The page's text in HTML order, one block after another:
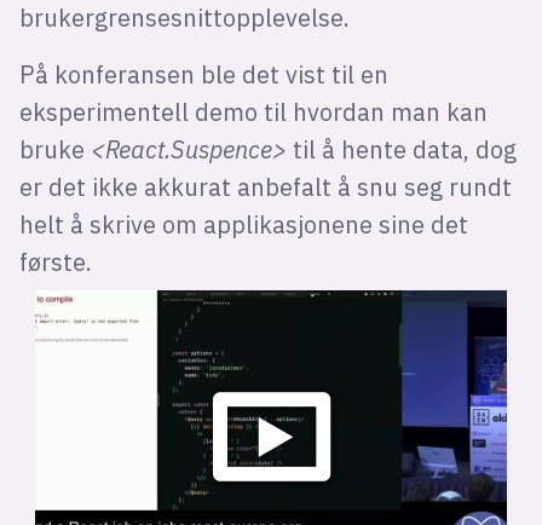
brukergrensesnittopplevelse.
På konferansen ble det vist til en
eksperimentell demo til hvordan man kan
bruke <React.Suspence> til å hente data, dog
er det ikke akkurat anbefalt å snu seg rundt
helt å skrive om applikasjonene sine det
første.